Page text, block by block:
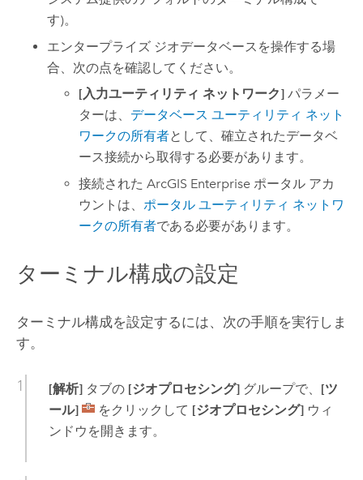
す)。
エンタープライズ ジオデータベースを操作する場
合、次の点を確認してください。
[入力ユーティリティ ネットワーク] パラメー
ターは、 データベース ユーティリティ ネット
ワークの所有者として、確立されたデータベ
ース接続から取得する必要があります。
接続されたArcGIS Enterprise ポータル アカ
ウントは、ポータル ユーティリティ ネットワ
ークの所有者である必要があります。
ターミナル構成の設定
ターミナル構成を設定するには、次の手順を実行しま
す。
[解析]タブの [ジオプロセシング]グループで、 [ツ
ール]
をクリックして [ジオプロセシング]ウィ
ンドウを開きます。